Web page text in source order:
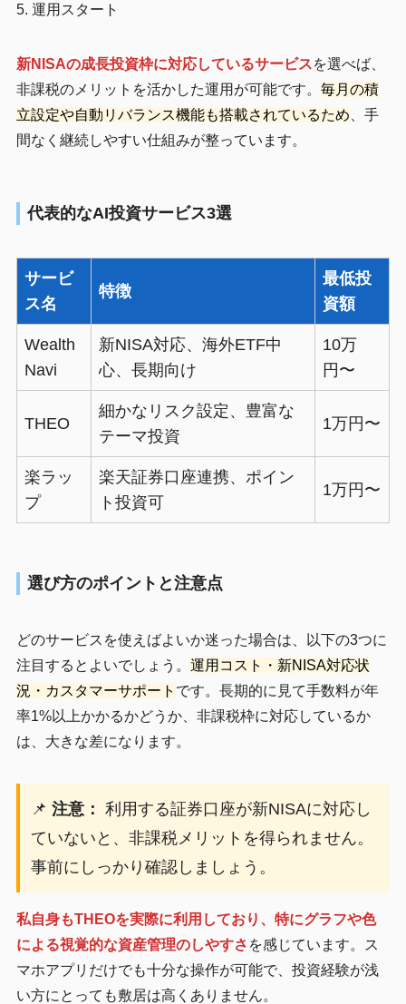
5. 運用スタート
新NISAの成長投資枠に対応しているサービスを選べば、
非課税のメリットを活かした運用が可能です。 毎月の積
立設定や自動リバランス機能も搭載されているため 、手
間なく継続しやすい仕組みが整っています。
代表的なAI投資サービス3選
サービ
ス名
特徴
最低投
資額
Wealth
Navi
新NISA対応、海外ETF中
心、長期向け
10万
円〜
THEO
細かなリスク設定、豊富な
テーマ投資
1万円〜
楽ラッ
プ
楽天証券口座連携、ポイン
ト投資可
1万円〜
選び方のポイントと注意点
どのサービスを使えばよいか迷った場合は、以下の3つに
注目するとよいでしょう。 運用コスト・新NISA対応状
況・カスタマーサポート です。長期的に見て手数料が年
率1%以上かかるかどうか、非課税枠に対応しているか
は、大きな差になります。
📌 注意： 利用する証券口座が新NISAに対応し
ていないと、非課税メリットを得られません。
事前にしっかり確認しましょう。
私自身もTHEOを実際に利用しており、特にグラフや色
による視覚的な資産管理のしやすさ を感じています。ス
マホアプリだけでも十分な操作が可能で、投資経験が浅
い方にとっても敷居は高くありません。